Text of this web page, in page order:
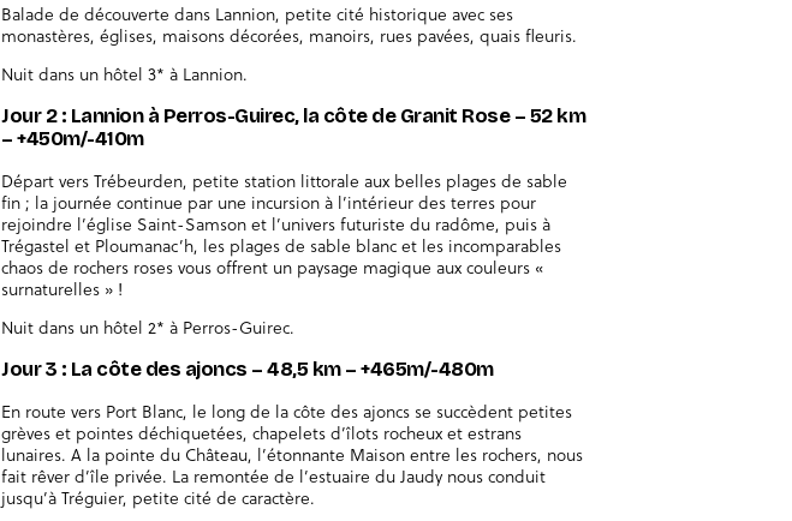
Balade de découverte dans Lannion, petite cité historique avec ses
monastères, églises, maisons décorées, manoirs, rues pavées, quais fleuris.
Nuit dans un hôtel 3* à Lannion.
Jour 2 : Lannion à Perros-Guirec, la côte de Granit Rose – 52 km
– +450m/-410m
Départ vers Trébeurden, petite station littorale aux belles plages de sable
fin ; la journée continue par une incursion à l’intérieur des terres pour
rejoindre l’église Saint-Samson et l’univers futuriste du radôme, puis à
Trégastel et Ploumanac’h, les plages de sable blanc et les incomparables
chaos de rochers roses vous offrent un paysage magique aux couleurs «
surnaturelles » !
Nuit dans un hôtel 2* à Perros-Guirec.
Jour 3 : La côte des ajoncs – 48,5 km – +465m/-480m
En route vers Port Blanc, le long de la côte des ajoncs se succèdent petites
grèves et pointes déchiquetées, chapelets d’îlots rocheux et estrans
lunaires. A la pointe du Château, l’étonnante Maison entre les rochers, nous
fait rêver d’île privée. La remontée de l’estuaire du Jaudy nous conduit
jusqu’à Tréguier, petite cité de caractère.